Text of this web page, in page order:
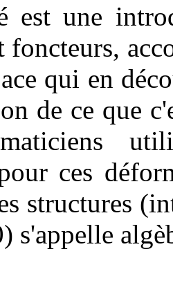
est une
foncteurs,
qui en
de ce que
ces
structures
s'appelle